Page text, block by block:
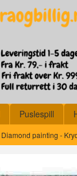
Puslespill
Diamond painting -